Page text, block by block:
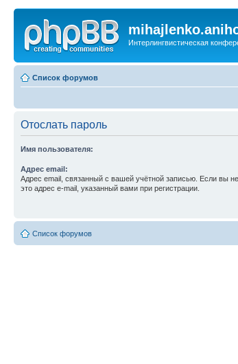
Интерлингвистическая
Список форумов
Отослать пароль
Имя пользователя:
Адрес email:
Адрес email, связанный с вашей учётной записью. Если вы
это адрес e-mail, указанный вами при регистрации.
Список форумов